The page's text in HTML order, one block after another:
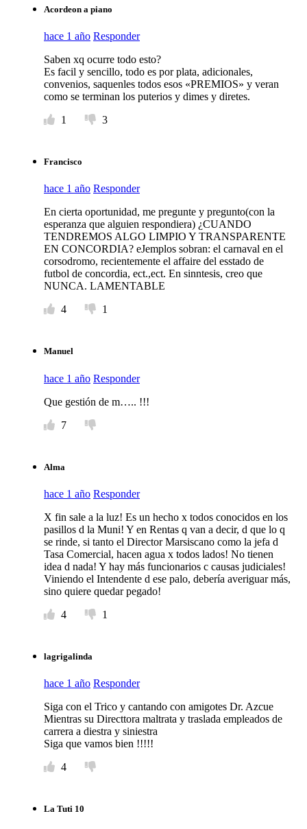
Acordeon a piano
hace 1 año Responder
Saben xq ocurre todo esto?
Es facil y sencillo, todo es por plata, adicionales,
convenios, saquenles todos esos «PREMIOS» y veran
como se terminan los puterios y dimes y diretes.
1
3
Francisco
hace 1 año Responder
En cierta oportunidad, me pregunte y pregunto(con la
esperanza que alguien respondiera) ¿CUANDO
TENDREMOS ALGO LIMPIO Y TRANSPARENTE
EN CONCORDIA? eJemplos sobran: el carnaval en el
corsodromo, recientemente el affaire del esstado de
futbol de concordia, ect.,ect. En sinntesis, creo que
NUNCA. LAMENTABLE
4
1
Manuel
hace 1 año Responder
Que gestión de m….. !!!
7
Alma
hace 1 año Responder
X fin sale a la luz! Es un hecho x todos conocidos en los
pasillos d la Muni! Y en Rentas q van a decir, d que lo q
se rinde, si tanto el Director Marsiscano como la jefa d
Tasa Comercial, hacen agua x todos lados! No tienen
idea d nada! Y hay más funcionarios c causas judiciales!
Viniendo el Intendente d ese palo, debería averiguar más,
sino quiere quedar pegado!
4
1
lagrigalinda
hace 1 año Responder
Siga con el Trico y cantando con amigotes Dr. Azcue
Mientras su Directtora maltrata y traslada empleados de
carrera a diestra y siniestra
Siga que vamos bien !!!!!
4
La Tuti 10